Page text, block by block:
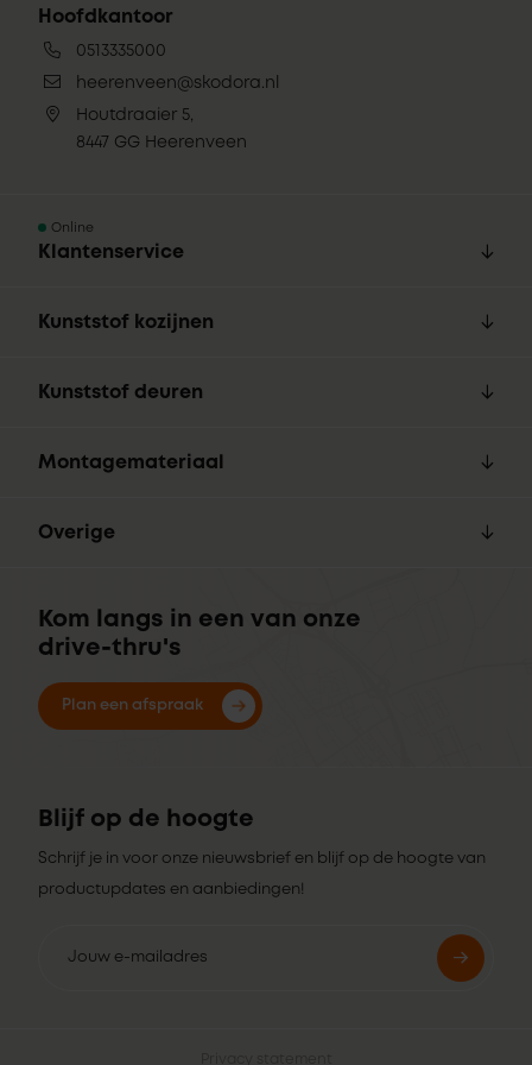
Hoofdkantoor
0513335000
heerenveen@skodora.nl
Houtdraaier 5,
8447 GG Heerenveen
Online
Klantenservice
Kunststof kozijnen
Kunststof deuren
Montagemateriaal
Overige
Kom langs in een van onze
drive-thru's
Plan een afspraak
Blijf op de hoogte
Schrijf je in voor onze nieuwsbrief en blijf op de hoogte van
productupdates en aanbiedingen!